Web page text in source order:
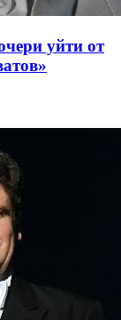
уйти от